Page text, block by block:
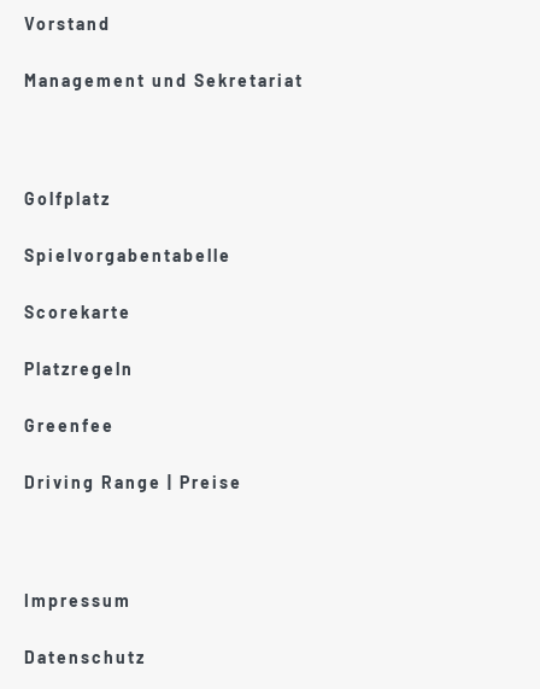
Vorstand
Management und Sekretariat
Golfplatz
Spielvorgabentabelle
Scorekarte
Platzregeln
Greenfee
Driving Range | Preise
Impressum
Datenschutz